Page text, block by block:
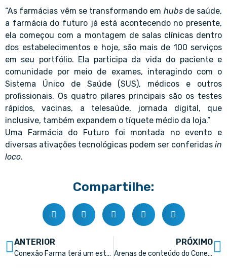
“As farmácias vêm se transformando em hubsde saúde,
a farmácia do futuro já está acontecendo no presente,
ela começou com a montagem de salas clínicas dentro
dos estabelecimentos e hoje, são mais de 100 serviços
em seu portfólio. Ela participa da vida do paciente e
comunidade por meio de exames, interagindo com o
Sistema Único de Saúde (SUS), médicos e outros
profissionais. Os quatro pilares principais são os testes
rápidos, vacinas, a telesaúde, jornada digital, que
inclusive, também expandem o tíquete médio da loja.”
Uma Farmácia do Futuro foi montada no evento e
diversas ativações tecnológicas podem ser conferidas in
loco.
Compartilhe:
ANTERIOR
Conexão Farma terá um estúdio de gravação de videocasts dentro do estande da Abradilan
PRÓXIMO
Arenas de conteúdo do Conexão Farma falam de pricing, atendimento, layout e um panorama sobre o mercado